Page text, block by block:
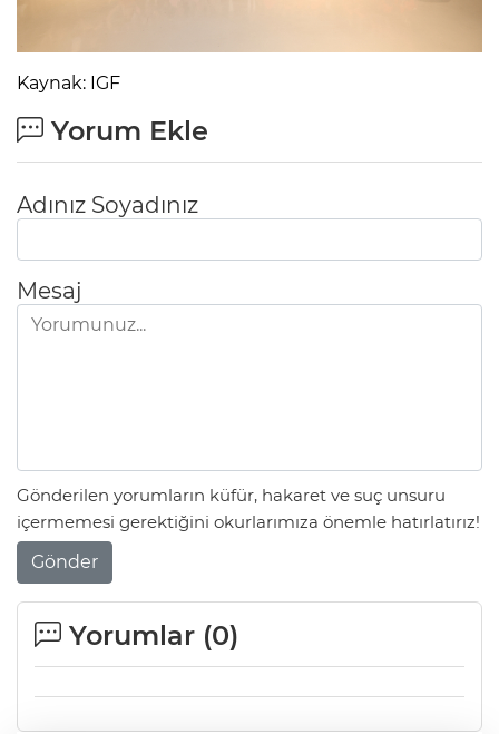
Kaynak: IGF
Yorum Ekle
Adınız Soyadınız
Mesaj
Gönderilen yorumların küfür, hakaret ve suç unsuru
içermemesi gerektiğini okurlarımıza önemle hatırlatırız!
Gönder
Yorumlar (0)